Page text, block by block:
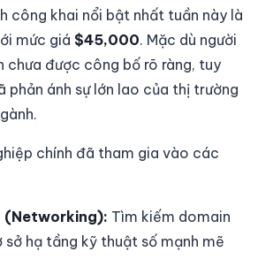
công khai nổi bật nhất tuần này là
mức giá $45,000. Mặc dù người
chưa được công bố rõ ràng, tuy
phản ánh sự lớn lao của thị trường
chính đã tham gia vào các
(Networking): Tìm kiếm domain
sở hạ tầng kỹ thuật số mạnh mẽ